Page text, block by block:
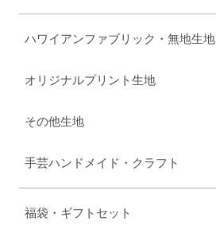
ハワイアンファブリック・無地生地
オリジナルプリント生地
その他生地
手芸ハンドメイド・クラフト
福袋・ギフトセット